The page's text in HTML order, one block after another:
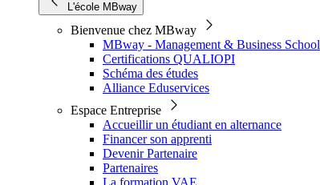
L'école MBway
Bienvenue chez MBway
MBway - Management & Business School
Certifications QUALIOPI
Schéma des études
Alliance Eduservices
Espace Entreprise
Accueillir un étudiant en alternance
Financer son apprenti
Devenir Partenaire
Partenaires
La formation VAE